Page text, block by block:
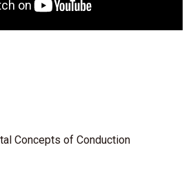
Concepts of Conduction